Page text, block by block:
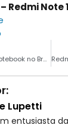
Redmi Note
Lenovo lança Notebook no Brasil com bateria de longa duração
Lupetti
entusiasta